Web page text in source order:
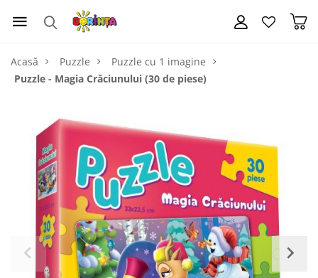
Acasă Puzzle
Puzzle cu 1 imagine
Puzzle - Magia Crăciunului (30 de piese)